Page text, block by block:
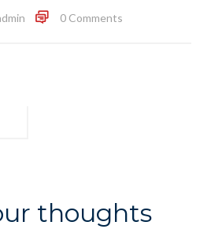
0 Comments
thoughts